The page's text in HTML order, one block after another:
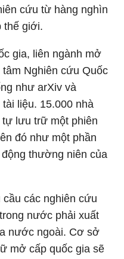
cứu từ hàng nghìn
thế giới.
gia, liên ngành mở
Nghiên cứu Quốc
như arXiv và
liệu. 15.000 nhà
lưu trữ một phiên
đó như một phần
thường niên của
cầu các nghiên cứu
nước phải xuất
nước ngoài. Cơ sở
mở cấp quốc gia sẽ